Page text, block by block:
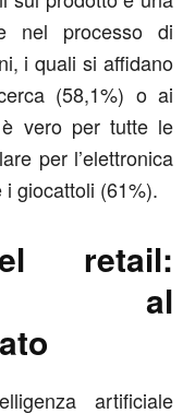
nel processo di
i quali si affidano
(58,1%) o ai
è vero per tutte le
per l’elettronica
i giocattoli (61%).
retail:
al
artificiale